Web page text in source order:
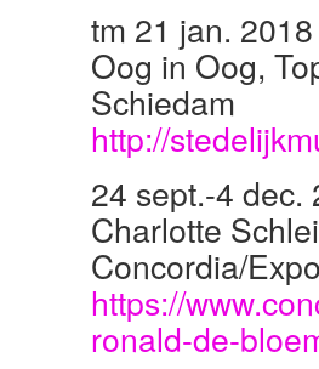
tm 21 jan. 2018
Oog in Oog,
Schiedam
http://
24 sept.-4 dec.
Charlotte
Concordia/
https://
ronald-de-